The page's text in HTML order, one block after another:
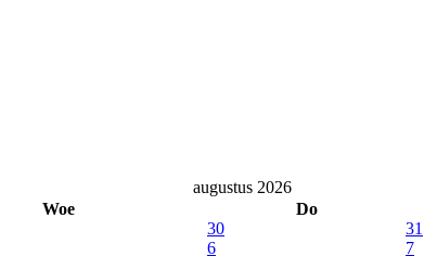
augustus 2026
Woe
Do
30
31
6
7